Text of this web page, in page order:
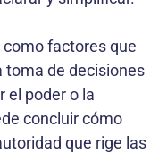
factores que
toma de decisiones
el poder o la
concluir cómo
que rige las